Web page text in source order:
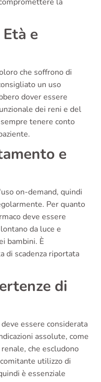
e
che soffrono di
un uso
dover essere
dei reni e del
tenere conto
e
on-demand, quindi
Per quanto
deve essere
da luce e
bambini. È
di scadenza riportata
di
essere considerata
assolute, come
che escludono
utilizzo di
è essenziale